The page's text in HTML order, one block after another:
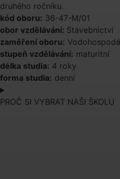
druhého ročníku.
kód oboru: 36-47-M/01
obor vzdělávání: Stavebnictví
zaměření oboru:
stupeň vzdělávání: maturitní
délka studia: 4 roky
forma studia: denní
PROČ SI VYBRAT NAŠI ŠKOLU